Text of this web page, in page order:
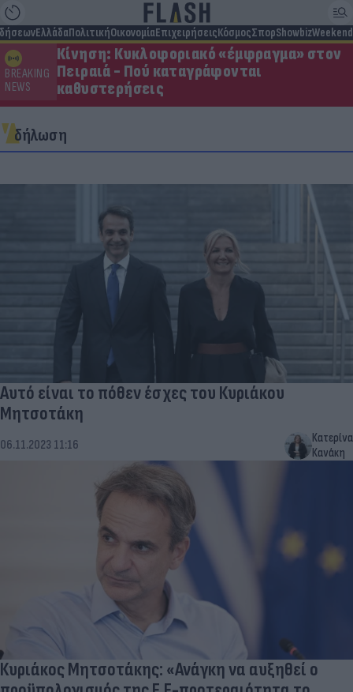
ΕλλάδαΠολιτικήΟικονομίαΕπιχειρήσειςΚόσμοςΣπορShowbizWeekend
BREAKING
NEWS
Κίνηση: Κυκλοφοριακό «έμφραγμα» στον
Πειραιά - Πού καταγράφονται
καθυστερήσεις
δήλωση
Αυτό είναι το πόθεν έσχες του Κυριάκου
Μητσοτάκη
06.11.2023 11:16
Κατερίνα
Κανάκη
Κυριάκος Μητσοτάκης: «Ανάγκη να αυξηθεί ο